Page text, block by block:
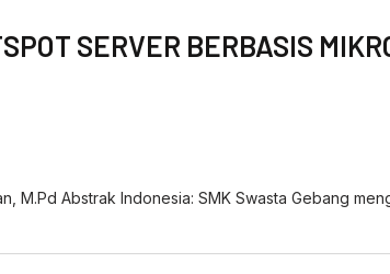
SERVER BERBASIS
M.Pd Abstrak Indonesia: SMK Swasta Gebang